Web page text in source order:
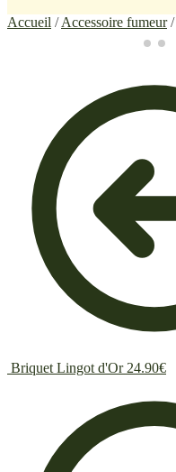
Accueil /Accessoire fumeur/
Briquet Lingot d'Or 24.90€